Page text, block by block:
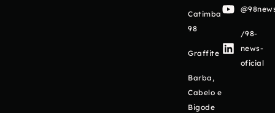
Catimba
98
Graffite
Barba,
Cabelo e
Bigode
/98-
news-
oficial